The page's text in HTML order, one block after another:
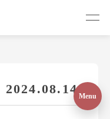
2024.08.14